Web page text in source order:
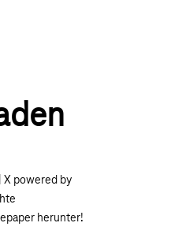
X powered by
herunter!